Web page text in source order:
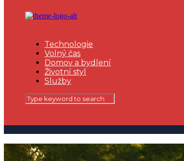
Technologie
Volný čas
Domov a bydlení
Životní styl
Služby